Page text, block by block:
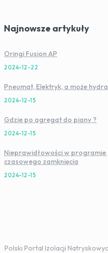
Najnowsze artykuły
Oringi Fusion AP
2024-12-22
Pneumat, Elektryk, a może
2024-12-15
Gdzie po agregat do piany ?
2024-12-15
Nieprawidłowości w programie
czasowego zamknięcia
2024-12-15
Polski Portal Izolacji